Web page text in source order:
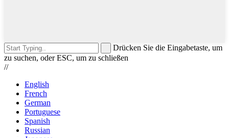
Drücken Sie die Eingabetaste, um
zu suchen, oder ESC, um zu schließen
//
English
French
German
Portuguese
Spanish
Russian